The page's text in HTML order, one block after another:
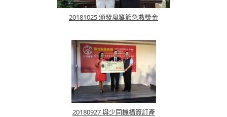
20181025 頒發風箏節急救獎金
20180927 與少同機構簽訂產